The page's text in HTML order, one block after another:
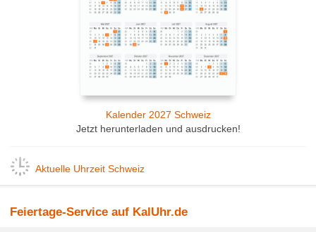
Kalender 2027 Schweiz
Jetzt herunterladen und ausdrucken!
Aktuelle Uhrzeit Schweiz
Feiertage-Service auf KalUhr.de